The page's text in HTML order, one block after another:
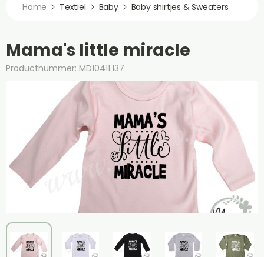
Home Textiel Baby Baby shirtjes & Sweaters
Mama's little miracle
Productnummer: MD10411.137